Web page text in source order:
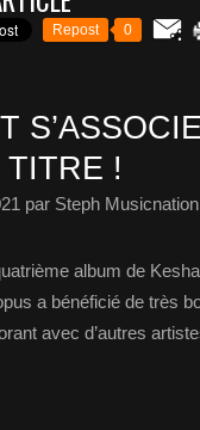
Repost 0
!
par Steph Musicnation
album de
a bénéficié de très
avec d’autres